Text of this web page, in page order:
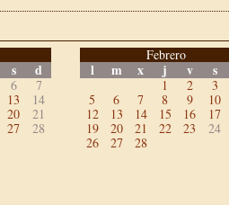
s d
6
7
13
14
20
21
27
28
Febrero
l m x j v s
1 2
3
5
6 7 8 9
10
12
13 14 15 16
17
19
20 21 22 23
24
26
27 28